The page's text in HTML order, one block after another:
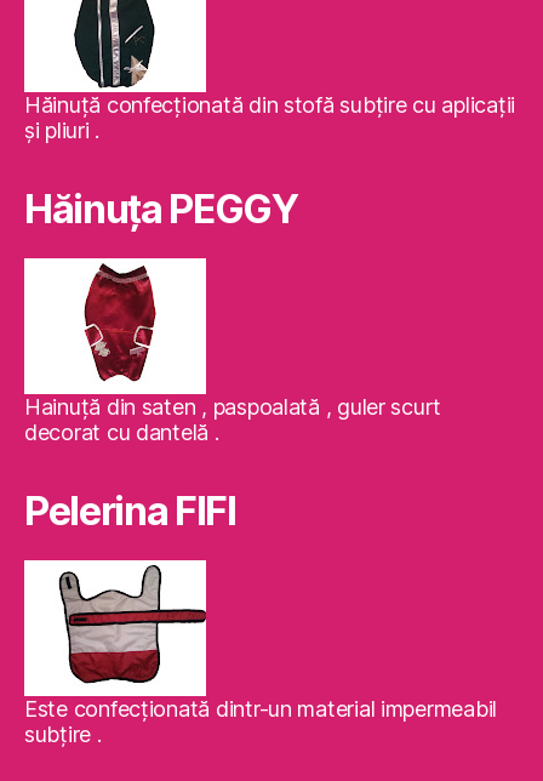
Hăinuţă confecţionată din stofă subţire cu aplicaţii
şi pliuri .
Hăinuţa PEGGY
Hainuţă din saten , paspoalată , guler scurt
decorat cu dantelă .
Pelerina FIFI
Este confecţionată dintr-un material impermeabil
subţire .